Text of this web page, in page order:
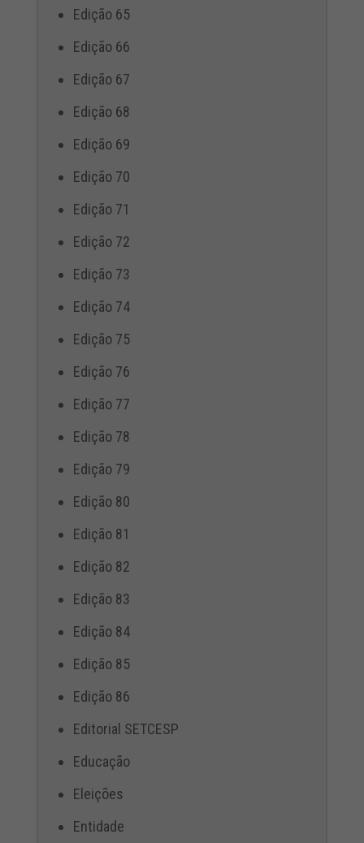
Edição 65
Edição 66
Edição 67
Edição 68
Edição 69
Edição 70
Edição 71
Edição 72
Edição 73
Edição 74
Edição 75
Edição 76
Edição 77
Edição 78
Edição 79
Edição 80
Edição 81
Edição 82
Edição 83
Edição 84
Edição 85
Edição 86
Editorial SETCESP
Educação
Eleições
Entidade